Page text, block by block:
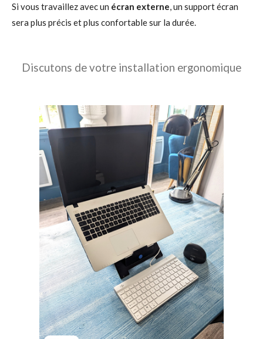
Si vous travaillez avec un écran externe, un support écran
sera plus précis et plus confortable sur la durée.
Discutons de votre installation ergonomique